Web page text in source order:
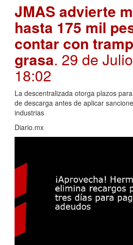
JMAS advierte
hasta 175 mil
contar con
grasa. 29 de
18:02
La descentralizada otorga plazos
de descarga antes de aplicar
industrias
Diario.mx